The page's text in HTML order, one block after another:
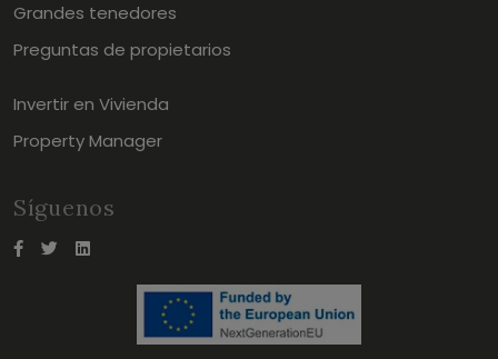
Grandes tenedores
Preguntas de propietarios
Invertir en Vivienda
Property Manager
Síguenos